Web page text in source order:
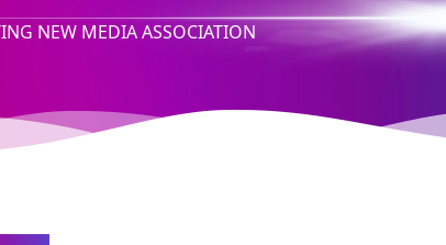
NEW MEDIA ASSOCIATION